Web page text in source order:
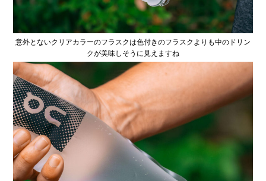
意外とないクリアカラーのフラスクは色付きのフラスクよりも中のドリン
クが美味しそうに見えますね